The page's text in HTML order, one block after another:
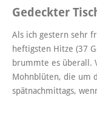
Gedeckter
Als ich gestern sehr
heftigsten Hitze (37
brummte es überall.
Mohnblüten, die um
spätnachmittags,